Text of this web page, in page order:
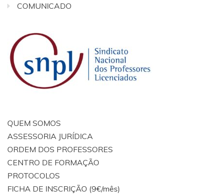
COMUNICADO
QUEM SOMOS
ASSESSORIA JURÍDICA
ORDEM DOS PROFESSORES
CENTRO DE FORMAÇÃO
PROTOCOLOS
FICHA DE INSCRIÇÃO (9€/mês)